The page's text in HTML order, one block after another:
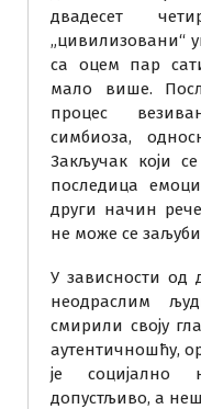
двадесет
„цивилизовани“
са оцем пар
мало више.
процес
симбиоза,
Закључак који
последица
други начин
не може се
У зависности од
неодраслим
смирили своју
аутентичношћу,
је социјално
допустљиво, а